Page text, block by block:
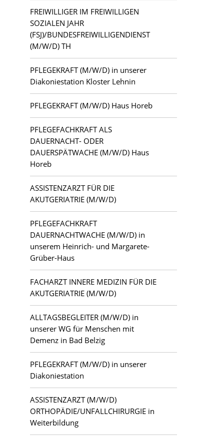
Kloster Lehnin
Lauchhammer
Letschin
Luckau
Ludwigsfelde
Mahlsdorf
Potsdam
Zehlendorf
FREIWILLIGER IM FREIWILLIGEN
SOZIALEN JAHR
(FSJ)/BUNDESFREIWILLIGENDIENST
(M/W/D) TH
PFLEGEKRAFT (M/W/D) in unserer
Diakoniestation Kloster Lehnin
PFLEGEKRAFT (M/W/D) Haus Horeb
PFLEGEFACHKRAFT ALS
DAUERNACHT- ODER
DAUERSPÄTWACHE (M/W/D) Haus
Horeb
ASSISTENZARZT FÜR DIE
AKUTGERIATRIE (M/W/D)
PFLEGEFACHKRAFT
DAUERNACHTWACHE (M/W/D) in
unserem Heinrich- und Margarete-
Grüber-Haus
FACHARZT INNERE MEDIZIN FÜR DIE
AKUTGERIATRIE (M/W/D)
ALLTAGSBEGLEITER (M/W/D) in
unserer WG für Menschen mit
Demenz in Bad Belzig
PFLEGEKRAFT (M/W/D) in unserer
Diakoniestation
ASSISTENZARZT (M/W/D)
ORTHOPÄDIE/UNFALLCHIRURGIE in
Weiterbildung